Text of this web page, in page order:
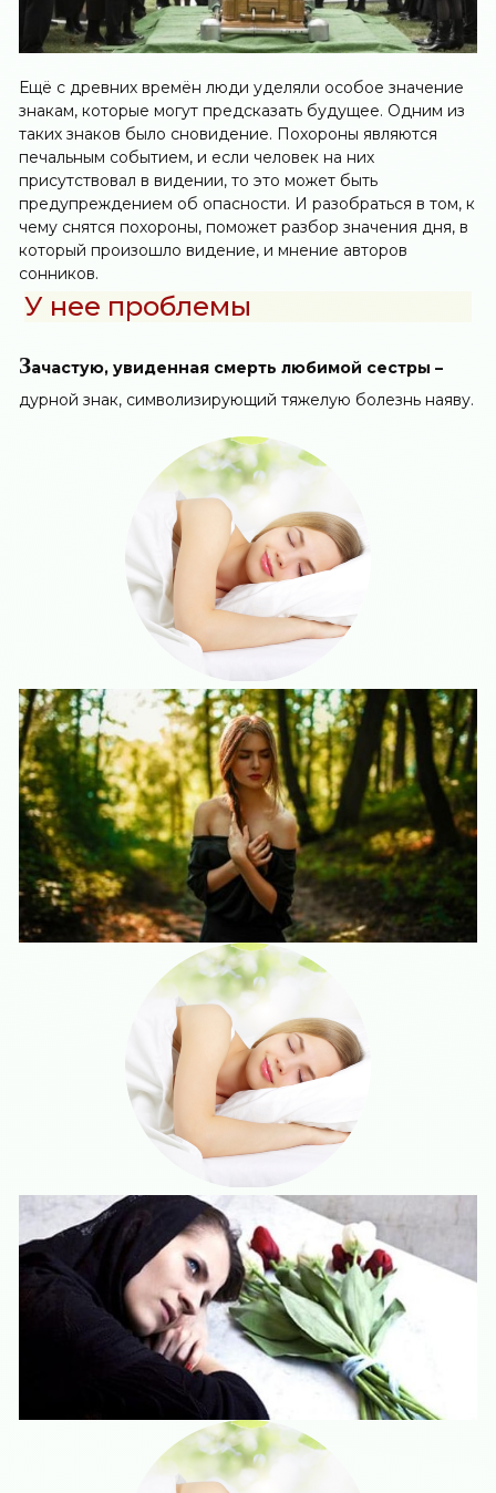
Ещё с древних времён люди уделяли особое значение
знакам, которые могут предсказать будущее. Одним из
таких знаков было сновидение. Похороны являются
печальным событием, и если человек на них
присутствовал в видении, то это может быть
предупреждением об опасности. И разобраться в том, к
чему снятся похороны, поможет разбор значения дня, в
который произошло видение, и мнение авторов
сонников.
У нее проблемы
Зачастую, увиденная смерть любимой сестры –
дурной знак, символизирующий тяжелую болезнь наяву.